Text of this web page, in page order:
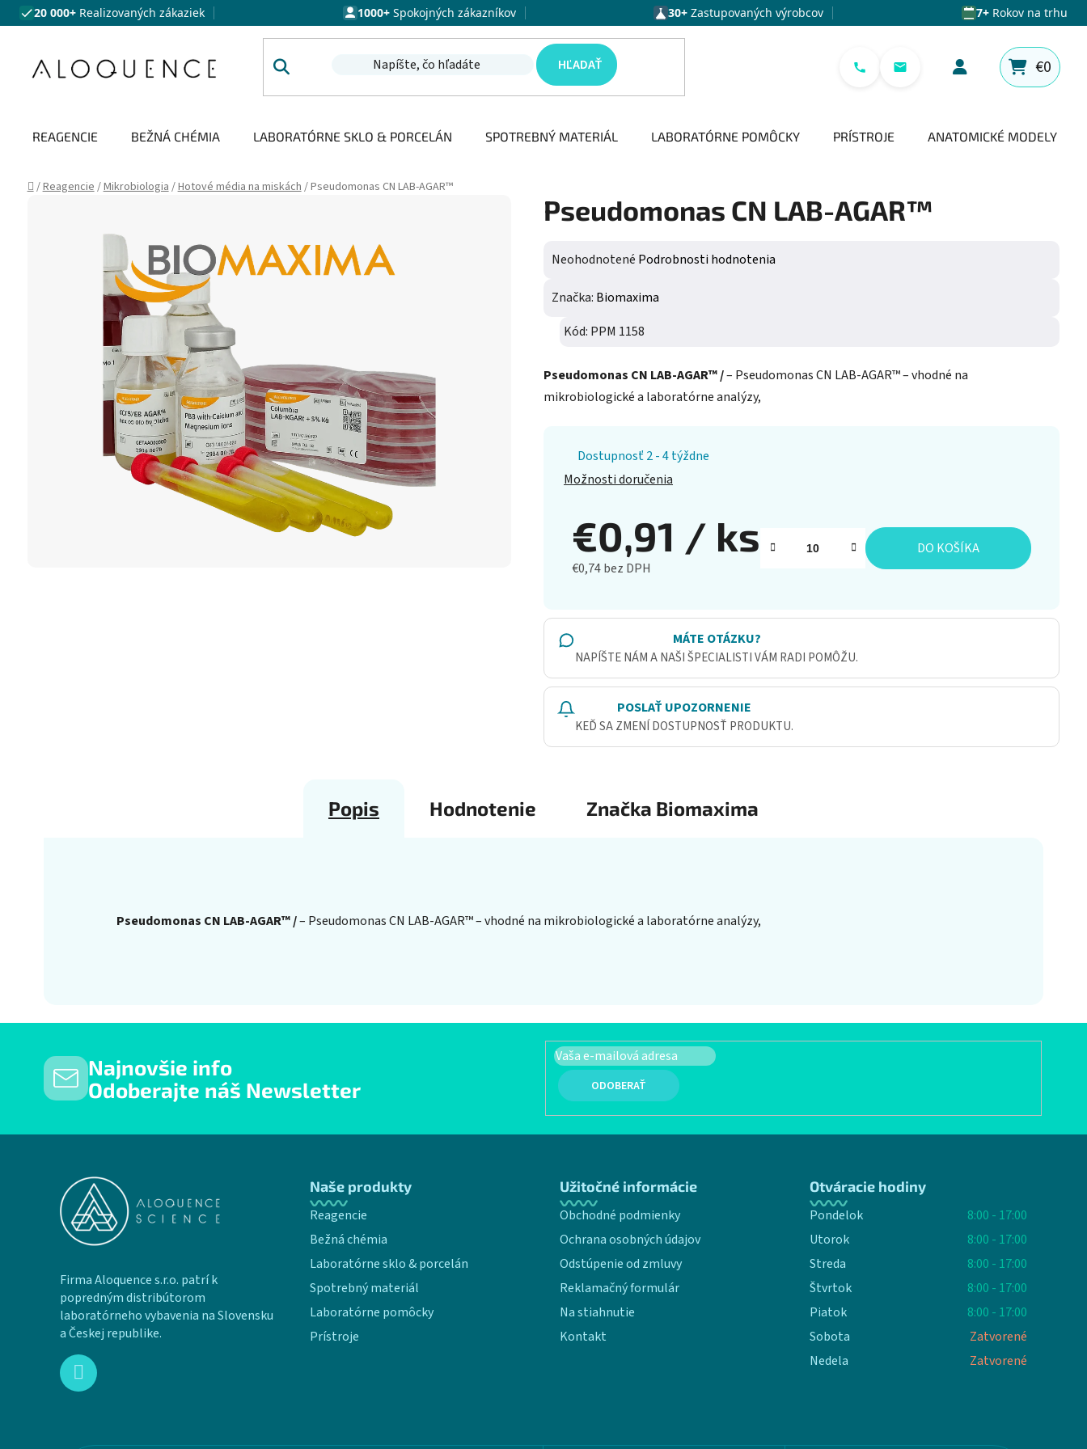
Prejsť na obsah
20 000+ Realizovaných zákaziek 1000+Spokojných zákazníkov 30+ Zastupovaných výrobcov 7+Rokov na trhu
HĽADAŤ
NÁKUPNÝ
€0
REAGENCIE BEŽNÁ CHÉMIA LABORATÓRNE SKLO & PORCELÁN SPOTREBNÝ MATERIÁL LABORATÓRNE POMÔCKY PRÍSTROJE ANATOMICKÉ MODELY
Domov
/Reagencie /Mikrobiologia /Hotové média na miskách /Pseudomonas CN LAB-AGAR™
Pseudomonas CN LAB-AGAR™
Priemerné hodnotenie produktu je 0,0 z 5 hviezdičiek.
Neohodnotené Podrobnosti hodnotenia
Značka: Biomaxima
Kód: PPM 1158
Pseudomonas CN LAB-AGAR™ /– Pseudomonas CN LAB-AGAR™ – vhodné na
mikrobiologické a laboratórne analýzy,
Dostupnosť 2 - 4 týždne
Možnosti doručenia
€0,91 / ks
€0,74 bez DPH
DO KOŠÍKA
MÁTE OTÁZKU?
NAPÍŠTE NÁM A NAŠI ŠPECIALISTI VÁM RADI POMÔŽU.
POSLAŤ UPOZORNENIE
KEĎ SA ZMENÍ DOSTUPNOSŤ PRODUKTU.
Popis Hodnotenie Značka Biomaxima
Pseudomonas CN LAB-AGAR™ /– Pseudomonas CN LAB-AGAR™ – vhodné na mikrobiologické a laboratórne analýzy,
Najnovšie info
Odoberajte náš Newsletter
PRIHLÁSIŤ SA
Firma Aloquence s.r.o. patrí k
popredným distribútorom
laboratórneho vybavenia na Slovensku
a Českej republike.
Naše produkty
Reagencie
Bežná chémia
Laboratórne sklo & porcelán
Spotrebný materiál
Laboratórne pomôcky
Prístroje
Užitočné informácie
Obchodné podmienky
Ochrana osobných údajov
Odstúpenie od zmluvy
Reklamačný formulár
Na stiahnutie
Kontakt
Otváracie hodiny
Pondelok
8:00 - 17:00
Utorok
8:00 - 17:00
Streda
8:00 - 17:00
Štvrtok
8:00 - 17:00
Piatok
8:00 - 17:00
Sobota
Zatvorené
Nedela
Zatvorené